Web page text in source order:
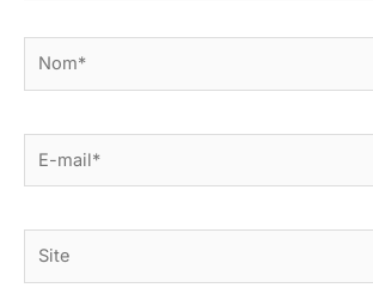
mail*